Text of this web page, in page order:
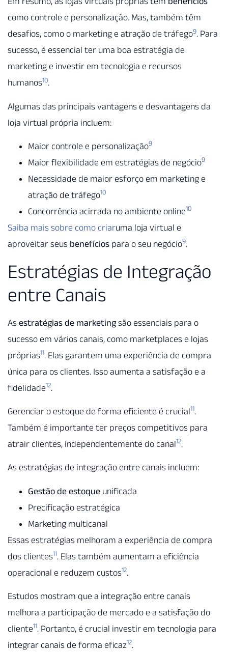
como controle e personalização. Mas, também têm
desafios, como o marketing e atração de tráfego9. Para
sucesso, é essencial ter uma boa estratégia de
marketing e investir em tecnologia e recursos
humanos10.
Algumas das principais vantagens e desvantagens da
loja virtual própria incluem:
Maior controle e personalização9
Maior flexibilidade em estratégias de negócio9
Necessidade de maior esforço em marketing e
atração de tráfego10
Concorrência acirrada no ambiente online10
Saiba mais sobre como criaruma loja virtual e
aproveitar seus benefícios para o seu negócio9.
Estratégias de Integração
entre Canais
As estratégias de marketingsão essenciais para o
sucesso em vários canais, como marketplaces e lojas
próprias11. Elas garantem uma experiência de compra
única para os clientes. Isso aumenta a satisfação e a
fidelidade12.
Gerenciar o estoque de forma eficiente é crucial11.
Também é importante ter preços competitivos para
atrair clientes, independentemente do canal12.
As estratégias de integração entre canais incluem:
Gestão de estoque unificada
Precificação estratégica
Marketing multicanal
Essas estratégias melhoram a experiência de compra
dos clientes11. Elas também aumentam a eficiência
operacional e reduzem custos12.
Estudos mostram que a integração entre canais
melhora a participação de mercado e a satisfação do
cliente11. Portanto, é crucial investir em tecnologia para
integrar canais de forma eficaz12.